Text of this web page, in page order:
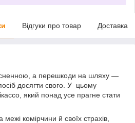
Відгуки про товар Доставка
а перешкоди на шляху —
досягти свого. У цьому
який понад усе прагне стати
комірчини й своїх страхів,